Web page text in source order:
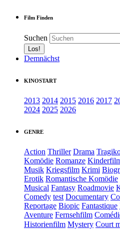
Film Finden
Suchen
Demnächst
KINOSTART
2013 2014 2015 2016 2017
2024 2025 2026
GENRE
Action Thriller Drama
Komödie Romanze
Musik Kriegsfilm Krimi
Erotik Romantische Komödie
Musical Fantasy Roadmovie
Comedy test Documentary
Reportage Biopic Fantastique
Aventure Fernsehfilm
Historienfilm Mystery Court